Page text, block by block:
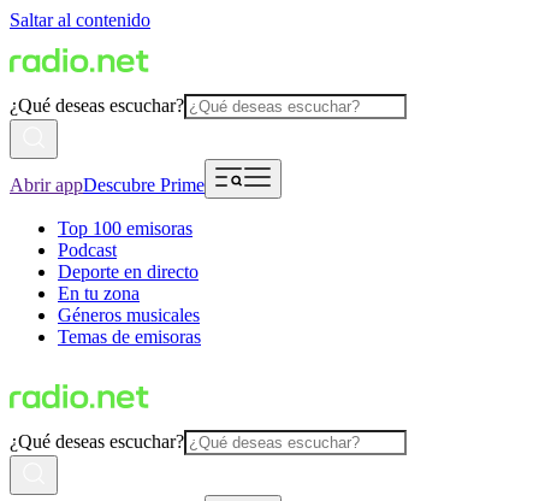
Saltar al contenido
¿Qué deseas escuchar?
Abrir appDescubre Prime
Top 100 emisoras
Podcast
Deporte en directo
En tu zona
Géneros musicales
Temas de emisoras
¿Qué deseas escuchar?